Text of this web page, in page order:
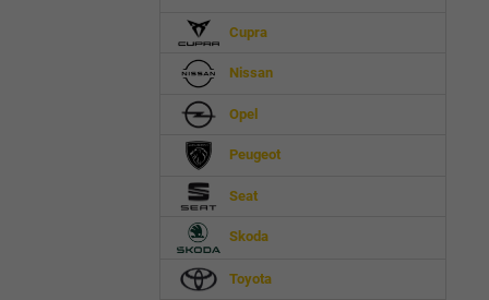
Cupra
Nissan
Opel
Peugeot
Seat
Skoda
Toyota